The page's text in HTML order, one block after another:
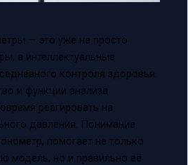
— это уже не просто
а интеллектуальные
контроля здоровья.
и функции анализа
реагировать на
давления. Понимание
помогает не только
модель, но и правильно её